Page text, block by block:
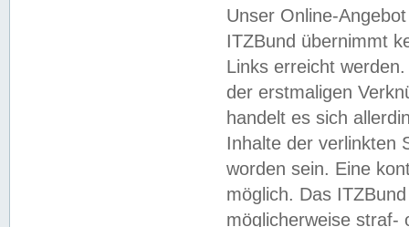
Unser Online-
ITZBund übernimmt
Links erreicht
der erstmaligen
handelt es sich
Inhalte der verlinkten
worden sein. Eine
möglich. Das
möglicherweise straf-